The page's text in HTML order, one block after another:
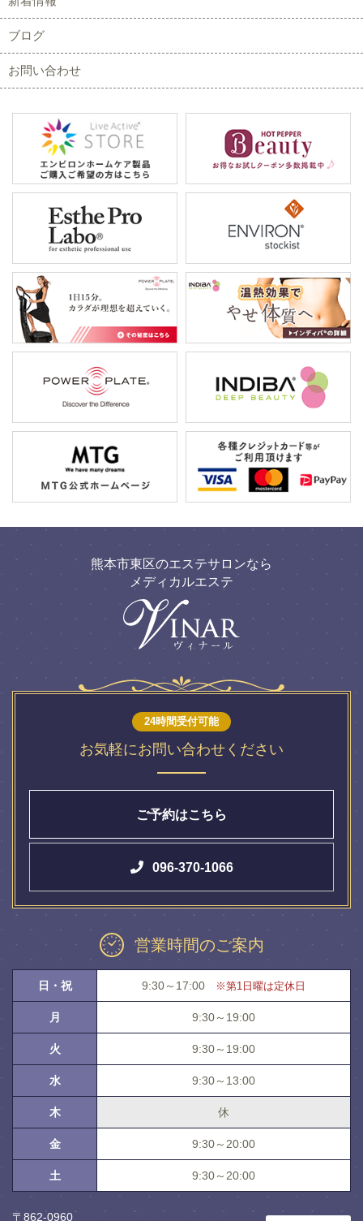
ブログ
お問い合わせ
熊本市東区のエステサロンなら
メディカルエステ
24時間受付可能
お気軽にお問い合わせください
ご予約はこちら
096-370-1066
営業時間のご案内
日・祝 9:30～17:00 ※第1日曜は定休日
月 9:30～19:00
火 9:30～19:00
水 9:30～13:00
木 休
金 9:30～20:00
土 9:30～20:00
〒862-0960